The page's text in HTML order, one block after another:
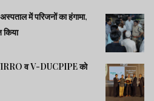
में परिजनों का हंगामा,
आरोप खारिज किया
व V-DUCPIPE को